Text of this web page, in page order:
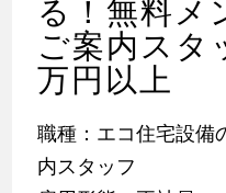
る！無料メ
ご案内スタ
万円以上
職種：エコ住宅設備
内スタッフ